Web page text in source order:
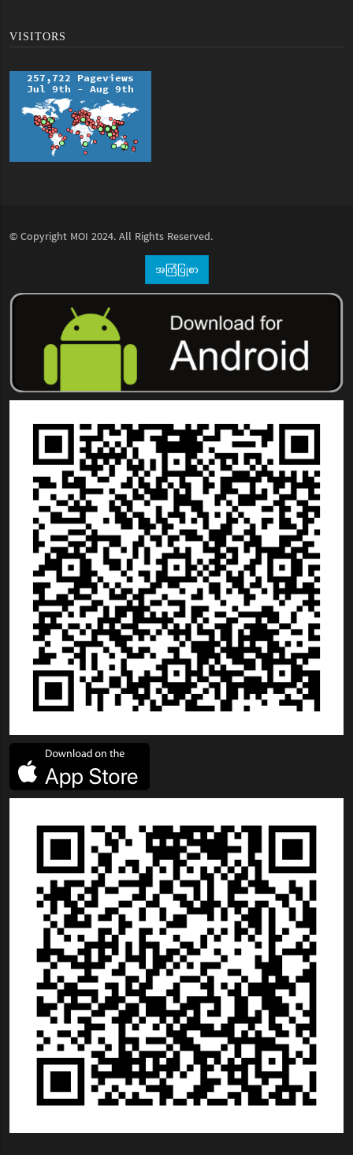
VISITORS
© Copyright MOI 2024. All Rights Reserved.
အကြံပြုစာ